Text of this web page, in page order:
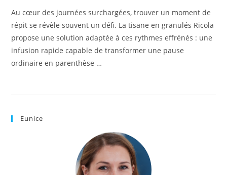
Au cœur des journées surchargées, trouver un moment de
répit se révèle souvent un défi. La tisane en granulés Ricola
propose une solution adaptée à ces rythmes effrénés : une
infusion rapide capable de transformer une pause
ordinaire en parenthèse …
Eunice